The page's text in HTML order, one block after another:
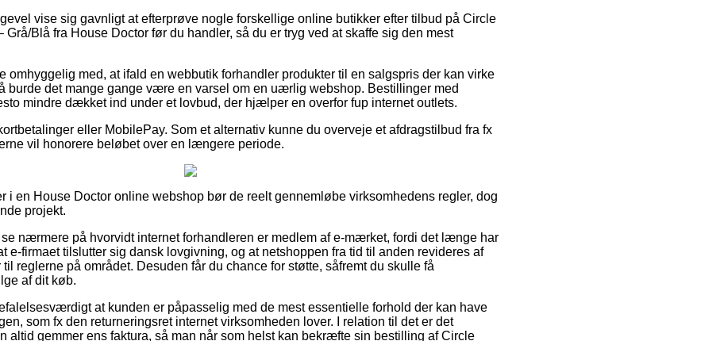
vise sig gavnligt at efterprøve nogle forskellige online butikker efter tilbud på Circle
Blå fra House Doctor før du handler, så du er tryg ved at skaffe sig den mest
omhyggelig med, at ifald en webbutik forhandler produkter til en salgspris der kan virke
burde det mange gange være en varsel om en uærlig webshop. Bestillinger med
mindre dækket ind under et lovbud, der hjælper en overfor fup internet outlets.
eller MobilePay. Som et alternativ kunne du overveje et afdragstilbud fra fx
vil honorere beløbet over en længere periode.
i en House Doctor online webshop bør de reelt gennemløbe virksomhedens regler, dog
projekt.
se nærmere på hvorvidt internet forhandleren er medlem af e-mærket, fordi det længe har
e-firmaet tilslutter sig dansk lovgivning, og at netshoppen fra tid til anden revideres af
reglerne på området. Desuden får du chance for støtte, såfremt du skulle få
af dit køb.
at kunden er påpasselig med de mest essentielle forhold der kan have
som fx den returneringsret internet virksomheden lover. I relation til det er det
altid gemmer ens faktura, så man når som helst kan bekræfte sin bestilling af Circle